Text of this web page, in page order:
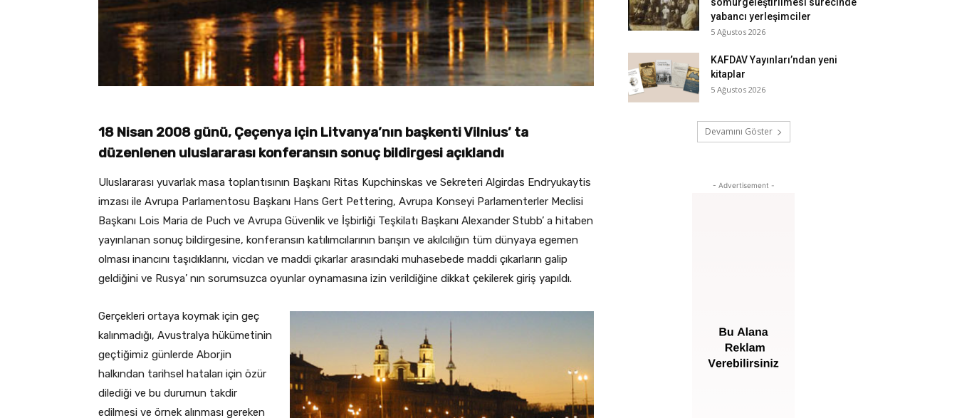
18 Nisan 2008 günü, Çeçenya için Litvanya’nın başkenti Vilnius’ ta
düzenlenen uluslararası konferansın sonuç bildirgesi açıklandı
Uluslararası yuvarlak masa toplantısının Başkanı Ritas Kupchinskas ve Sekreteri Algirdas Endryukaytis
imzası ile Avrupa Parlamentosu Başkanı Hans Gert Pettering, Avrupa Konseyi Parlamenterler Meclisi
Başkanı Lois Maria de Puch ve Avrupa Güvenlik ve İşbirliği Teşkilatı Başkanı Alexander Stubb’ a hitaben
yayınlanan sonuç bildirgesine, konferansın katılımcılarının barışın ve akılcılığın tüm dünyaya egemen
olması inancını taşıdıklarını, vicdan ve maddi çıkarlar arasındaki muhasebede maddi çıkarların galip
geldiğini ve Rusya’ nın sorumsuzca oyunlar oynamasına izin verildiğine dikkat çekilerek giriş yapıldı.
Gerçekleri ortaya koymak için geç
kalınmadığı, Avustralya hükümetinin
geçtiğimiz günlerde Aborjin
halkından tarihsel hataları için özür
dilediği ve bu durumun takdir
edilmesi ve örnek alınması gereken
yabancı yerleşimciler
5 Ağustos 2026
KAFDAV Yayınları’ndan yeni
kitaplar
5 Ağustos 2026
Devamını Göster
- Advertisement -